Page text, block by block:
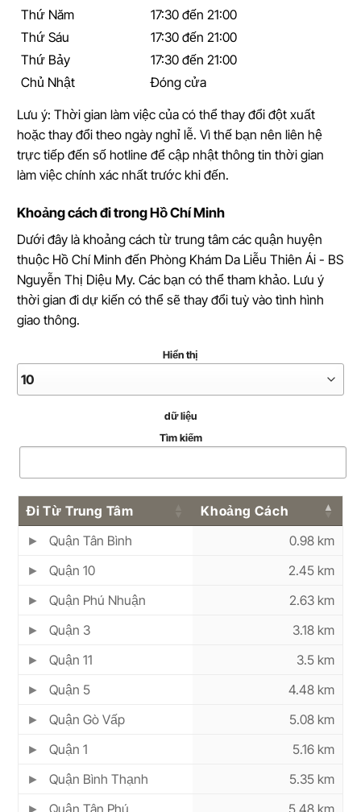
Thứ Năm
17:30 đến 21:00
Thứ Sáu
17:30 đến 21:00
Thứ Bảy
17:30 đến 21:00
Chủ Nhật
Đóng cửa
Lưu ý: Thời gian làm việc của có thể thay đổi đột xuất
hoặc thay đổi theo ngày nghỉ lễ. Vì thế bạn nên liên hệ
trực tiếp đến số hotline để cập nhật thông tin thời gian
làm việc chính xác nhất trước khi đến.
Khoảng cách đi trong Hồ Chí Minh
Dưới đây là khoảng cách từ trung tâm các quận huyện
thuộc Hồ Chí Minh đến Phòng Khám Da Liễu Thiên Ái - BS
Nguyễn Thị Diệu My. Các bạn có thể tham khảo. Lưu ý
thời gian đi dự kiến có thể sẽ thay đổi tuỳ vào tình hình
giao thông.
Hiển thị
dữ liệu
Tìm kiếm
Đi Từ Trung Tâm
Khoảng Cách
Quận Tân Bình
0.98 km
Quận 10
2.45 km
Quận Phú Nhuận
2.63 km
Quận 3
3.18 km
Quận 11
3.5 km
Quận 5
4.48 km
Quận Gò Vấp
5.08 km
Quận 1
5.16 km
Quận Bình Thạnh
5.35 km